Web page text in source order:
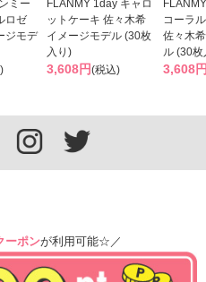
ミー
ロゼ
ジモデ
FLANMY 1day キャロ
ットケーキ 佐々木希
イメージモデル (30枚
入り)
3,608円(税込)
コーラ
佐々木
ル (30枚
3,608
ーポンが利用可能☆／